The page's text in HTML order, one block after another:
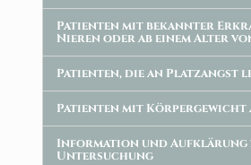
Patienten mit bekannter
Nieren oder ab einem Alter
Patienten, die an Platzangst
Patienten mit Körpergewicht
Information und Aufklärung
Untersuchung